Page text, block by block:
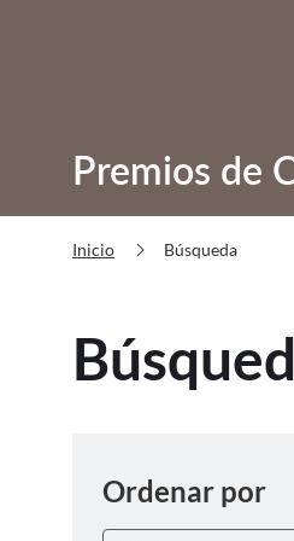
Premios de
Inicio chevron_right Búsqueda
Ordenar por